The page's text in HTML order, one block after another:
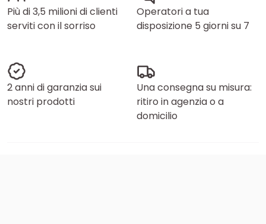
Più di 3,5 milioni di clienti
serviti con il sorriso
Operatori a tua
disposizione 5 giorni su 7
2 anni di garanzia sui
nostri prodotti
Una consegna su misura:
ritiro in agenzia o a
domicilio